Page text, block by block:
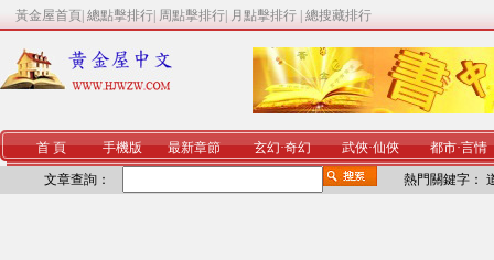
黃金屋首頁 總點擊排行 周點擊排行 月點擊排行 總搜藏排行
首 頁 手機版 最新章節 玄幻·奇幻 武俠·仙俠 都市·言情
文章查詢： 熱門關鍵字：